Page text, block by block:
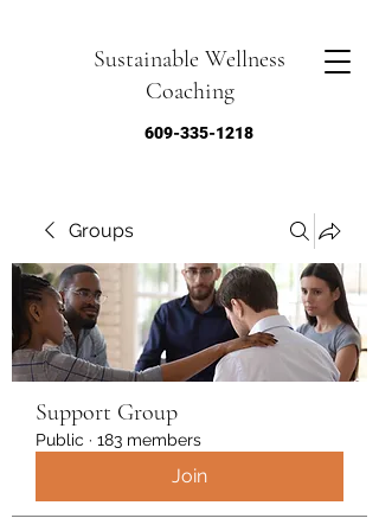
Sustainable Wellness
Coaching
609-335-1218
Groups
Support Group
Public · 183 members
Join